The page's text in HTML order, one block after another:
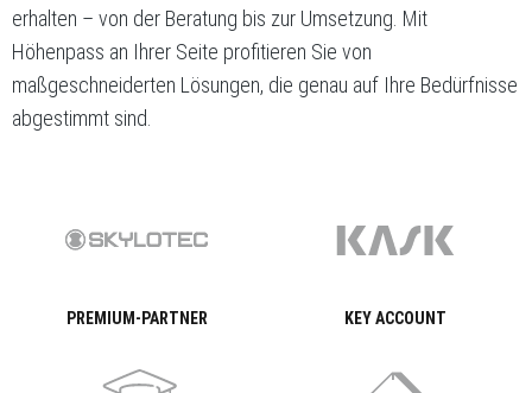
erhalten – von der Beratung bis zur Umsetzung. Mit
Höhenpass an Ihrer Seite profitieren Sie von
maßgeschneiderten Lösungen, die genau auf Ihre Bedürfnisse
abgestimmt sind.
PREMIUM-PARTNER KEY ACCOUNT